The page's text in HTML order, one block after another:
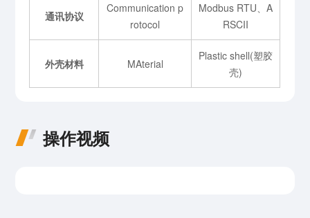
通讯协议
Communication p
rotocol
Modbus RTU、A
RSCII
外壳材料 MAterial
Plastic shell(塑胶
壳)
操作视频